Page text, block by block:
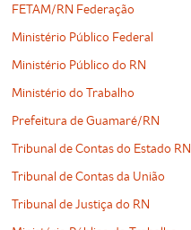
FETAM/RN Federação
Ministério Público Federal
Ministério Público do RN
Ministério do Trabalho
Prefeitura de Guamaré/RN
Tribunal de Contas do Estado RN
Tribunal de Contas da União
Tribunal de Justiça do RN